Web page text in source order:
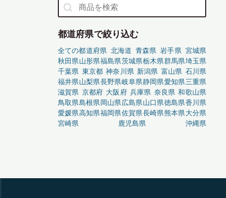
都道府県で絞り込む
全ての都道府県 北海道 青森県 岩手県 宮城県
秋田県山形県福島県茨城県栃木県群馬県埼玉県
千葉県 東京都 神奈川県 新潟県 富山県 石川県
福井県山梨県長野県岐阜県静岡県愛知県三重県
滋賀県 京都府 大阪府 兵庫県 奈良県 和歌山県
鳥取県島根県岡山県広島県山口県徳島県香川県
愛媛県高知県福岡県佐賀県長崎県熊本県大分県
宮崎県
鹿児島県 沖縄県